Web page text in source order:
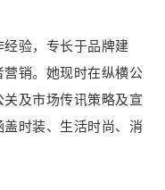
验，专长于品牌建
销。她现时在纵横公
及市场传讯策略及宣
时装、生活时尚、消